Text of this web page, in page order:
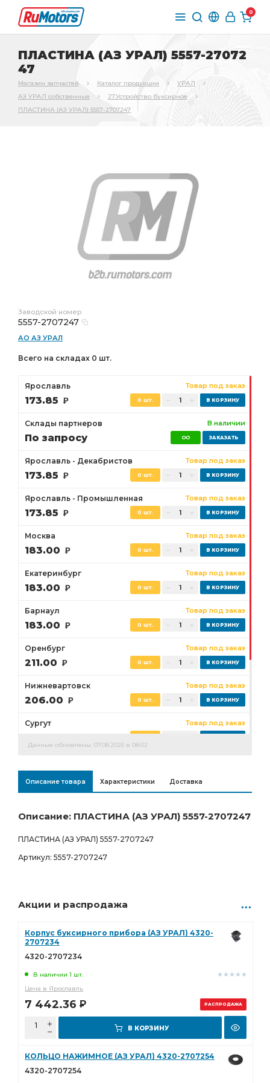
0
ПЛАСТИНА (АЗ УРАЛ) 5557-27072
47
Магазин запчастей Каталог продукции
УРАЛ
АЗ УРАЛ собственные
27.Устройство буксирное
ПЛАСТИНА (АЗ УРАЛ) 5557-2707247
Заводской номер
5557-2707247
АО АЗ УРАЛ
Всего на складах 0 шт.
Ярославль Товар под заказ
173.85 Р 0 шт.
Склады партнеров В наличии
По запросу
Ярославль - Декабристов Товар под заказ
173.85 Р 0 шт.
Ярославль - Промышленная Товар под заказ
173.85 Р 0 шт.
Москва Товар под заказ
183.00 Р 0 шт.
Екатеринбург Товар под заказ
183.00 Р 0 шт.
Барнаул Товар под заказ
183.00 Р 0 шт.
Оренбург Товар под заказ
211.00 Р 0 шт.
Нижневартовск Товар под заказ
206.00 Р 0 шт.
Сургут Товар под заказ
183.00 Р
Данные обновлены: 07.08.2026 в 08:02
Описание товара Характеристики Доставка
Описание: ПЛАСТИНА (АЗ УРАЛ) 5557-2707247
ПЛАСТИНА (АЗ УРАЛ) 5557-2707247
Артикул: 5557-2707247
Акции и распродажа
РАСПРОДАЖА
Корпус буксирного прибора (АЗ УРАЛ) 4320-
2707234
4320-2707234
В наличии 1 шт.
Цена в Ярославль
7 442.36 Р
В КОРЗИНУ
КОЛЬЦО НАЖИМНОЕ (АЗ УРАЛ) 4320-2707254
4320-2707254